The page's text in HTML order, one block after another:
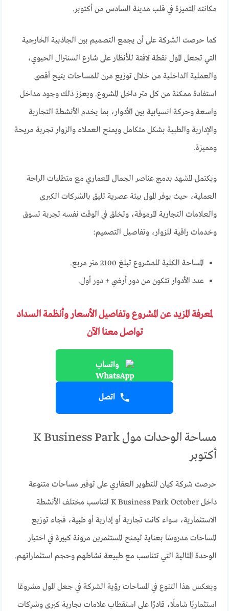
مكانته المتميزة في قلب مدينة السادس من أكتوبر.
كما حرصت الشركة على أن يجمع التصميم بين الجاذبية الخارجية
التي تجعل المول نقطة لافتة للأنظار على شارع السنترال الحيوي،
والعملية الداخلية من خلال توزيع مرن للمساحات يتيح أقصى
استفادة ممكنة من كل متر داخل المشروع. ويعزز ذلك وجود مداخل
واسعة وحركة انسيابية بين الأدوار، بما يخدم الأنشطة التجارية
والإدارية والطبية بشكل متكامل ويمنح العملاء والزوار تجربة مريحة
ومميزة.
ويكتمل المشهد بدمج عناصر الجمال المعماري مع متطلبات الراحة
العملية، حيث يوفر المول بيئة عصرية تليق بالشركات الكبرى
والعلامات التجارية المرموقة، وتخلق في الوقت نفسه تجربة تسوق
وخدمات راقية للزوار، وتفاصيل التصميم:
المساحة الكلية للمشروع تبلغ 2100 متر مربع.
عدد الأدوار تتكون من دور أرضي + دور أول.
لمعرفة المزيد عن المشروع وتفاصيل الأسعار وأنظمة السداد
تواصل معنا الآن
واتساب
اتصل
مساحة الوحدات مول K Business Park
أكتوبر
حرصت شركة كيان للتطوير العقاري على توفير مساحات متنوعة
داخل K Business Park October لتناسب مختلف الأنشطة
الاستثمارية، سواء كانت تجارية أو إدارية أو طبية، فجاء توزيع
المساحات مدروسًا بعناية ليمنح المستثمرين مرونة كبيرة في اختيار
الوحدة المثالية التي تتناسب مع طبيعة نشاطهم وحجم استثماراتهم.
ويعكس هذا التنوع في المساحات رؤية الشركة في جعل المول مشروعًا
استثماريًا شاملًا، قادرًا على استقطاب علامات تجارية كبرى وشركات